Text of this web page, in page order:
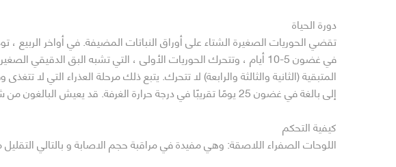
دورة الحياة
في غضون 5-10 أيام ، وتتحرك الحوريات الأولى ، التي تشبه البق
المتبقية (الثانية والثالثة والرابعة) لا تتحرك. يتبع ذلك مرحلة العذراء التي
إلى بالغة في غضون 25 يومًا تقريبًا في درجة حرارة الغرفة. قد يعيش البالغون من شهر إلى شهرين.
كيفية التحكم
اللوحات الصفراء اللاصقة: وهي مفيدة في مراقبة حجم الاصابة و بالتالي